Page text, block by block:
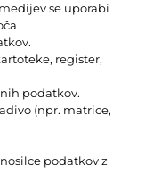
se uporabi
register,
podatkov.
(npr. matrice,
podatkov z